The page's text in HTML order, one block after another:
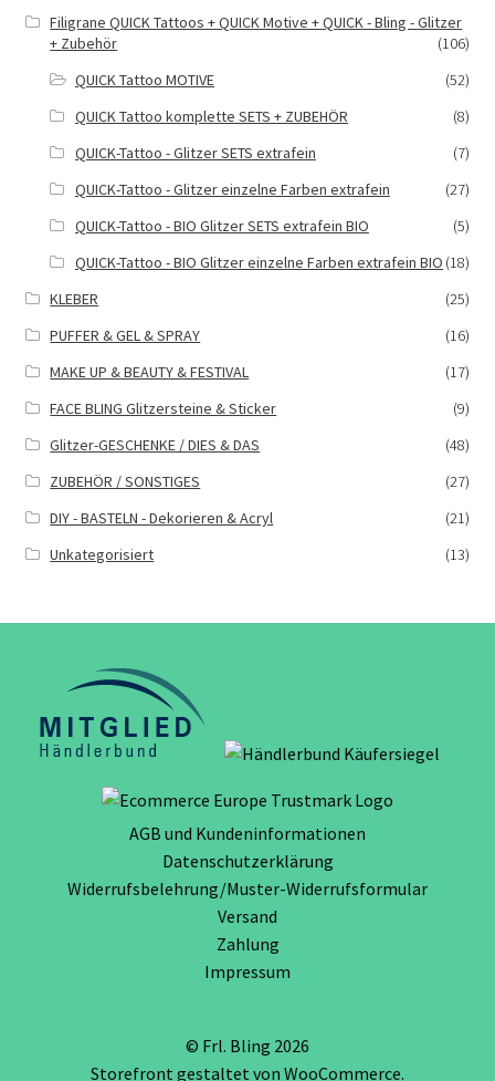
Filigrane QUICK Tattoos + QUICK Motive + QUICK - Bling - Glitzer
+ Zubehör
(106)
QUICK Tattoo MOTIVE
(52)
QUICK Tattoo komplette SETS + ZUBEHÖR
(8)
QUICK-Tattoo - Glitzer SETS extrafein
(7)
QUICK-Tattoo - Glitzer einzelne Farben extrafein
(27)
QUICK-Tattoo - BIO Glitzer SETS extrafein BIO
(5)
QUICK-Tattoo - BIO Glitzer einzelne Farben extrafein BIO (18)
KLEBER
(25)
PUFFER & GEL & SPRAY
(16)
MAKE UP & BEAUTY & FESTIVAL
(17)
FACE BLING Glitzersteine & Sticker
(9)
Glitzer-GESCHENKE / DIES & DAS
(48)
ZUBEHÖR / SONSTIGES
(27)
DIY - BASTELN - Dekorieren & Acryl
(21)
Unkategorisiert
(13)
AGB und Kundeninformationen
Datenschutzerklärung
Widerrufsbelehrung/Muster-Widerrufsformular
Versand
Zahlung
Impressum
© Frl. Bling 2026
Storefront gestaltet von WooCommerce.